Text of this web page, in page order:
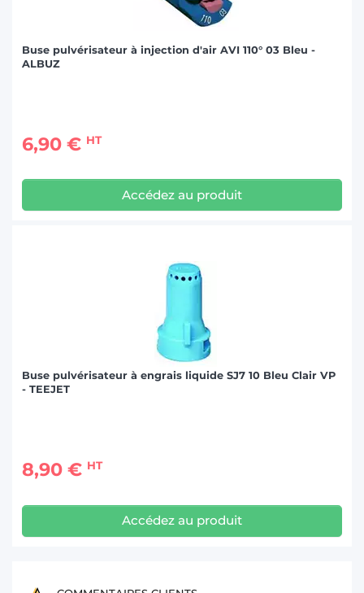
Buse pulvérisateur à injection d'air AVI 110° 03 Bleu -
ALBUZ
6,90 € HT
Accédez au produit
Buse pulvérisateur à engrais liquide SJ7 10 Bleu Clair VP
- TEEJET
8,90 € HT
Accédez au produit